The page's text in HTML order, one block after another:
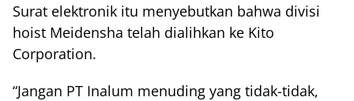
Surat elektronik itu menyebutkan bahwa divisi
hoist Meidensha telah dialihkan ke Kito
Corporation.
“Jangan PT Inalum menuding yang tidak-tidak,